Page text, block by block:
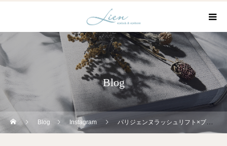
Blog
Blog Instagram パリジェンヌラッシュリフト×ブロウリフト